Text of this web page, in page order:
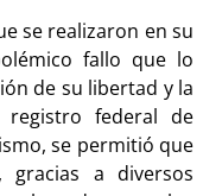
se realizaron en su
fallo que lo
de su libertad y la
federal de
se permitió que
gracias a diversos